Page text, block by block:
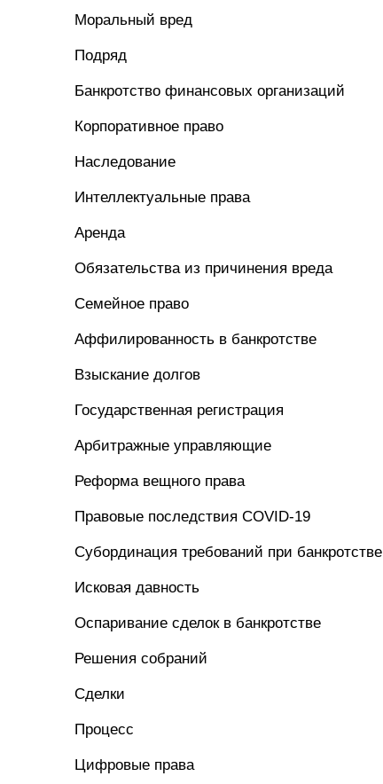
Моральный вред
Подряд
Банкротство финансовых организаций
Корпоративное право
Наследование
Интеллектуальные права
Аренда
Обязательства из причинения вреда
Семейное право
Аффилированность в банкротстве
Взыскание долгов
Государственная регистрация
Арбитражные управляющие
Реформа вещного права
Правовые последствия COVID-19
Субординация требований при банкротстве
Исковая давность
Оспаривание сделок в банкротстве
Решения собраний
Сделки
Процесс
Цифровые права